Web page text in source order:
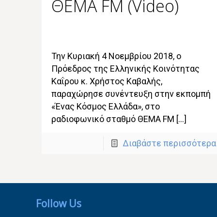
ΘΕΜΑ FM (Video)
Την Κυριακή 4 Νοεμβρίου 2018, ο
Πρόεδρος της Ελληνικής Κοινότητας
Καΐρου κ. Χρήστος Καβαλής,
παραχώρησε συνέντευξη στην εκπομπή
«Ένας Κόσμος Ελλάδα», στο
ραδιοφωνικό σταθμό ΘΕΜΑ FM […]
Διαβάστε περισσότερα
Follow Us